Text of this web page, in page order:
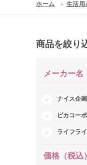
ホーム 生活用
商品を絞り
メーカー名
ナイス企画
ピカコー
ライフラ
価格（税込）